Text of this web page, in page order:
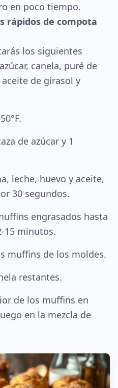
en poco tiempo.
rápidos de compota
los siguientes
canela, puré de
de girasol y
de azúcar y 1
leche, huevo y aceite,
30 segundos.
engrasados hasta
15 minutos.
muffins de los moldes.
restantes.
de los muffins en
en la mezcla de